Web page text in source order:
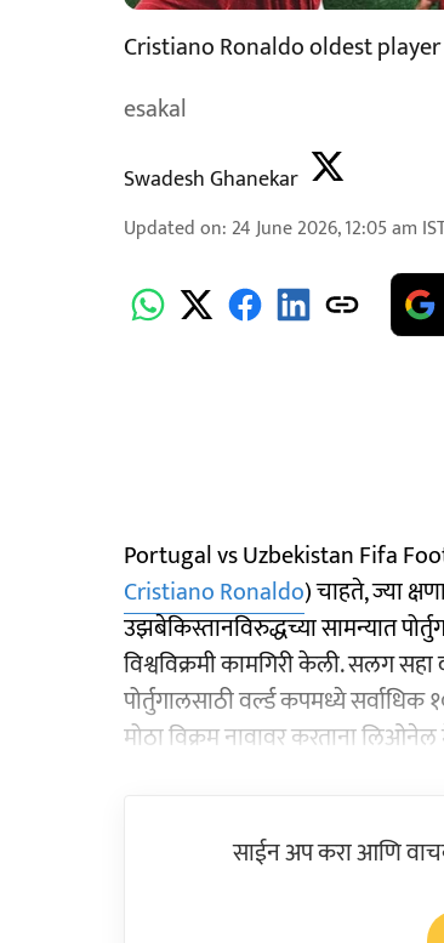
Cristiano Ronaldo oldest
esakal
Swadesh Ghanekar
Updated on: 24 June 2026, 12:05 am
Portugal vs Uzbekistan Fifa
Cristiano Ronaldo) चाहते, ज्या
उझबेकिस्तानविरुद्धच्या सामन्यात
विश्वविक्रमी कामगिरी केली. सलग
पोर्तुगालसाठी वर्ल्ड कपमध्ये
मोठा विक्रम नावावर करताना
साईन अप करा आणि